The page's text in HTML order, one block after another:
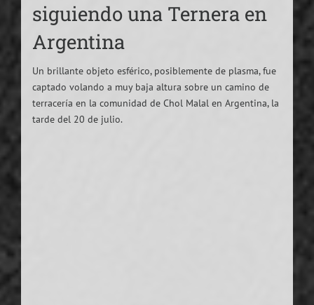
siguiendo una Ternera en
Argentina
Un brillante objeto esférico, posiblemente de plasma, fue
captado volando a muy baja altura sobre un camino de
terracería en la comunidad de Chol Malal en Argentina, la
tarde del 20 de julio.